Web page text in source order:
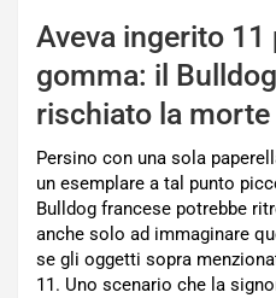
Aveva ingerito 11
gomma: il
rischiato la morte
Persino con una sola
un esemplare a tal punto
Bulldog francese potrebbe
anche solo ad immaginare
se gli oggetti sopra
11. Uno scenario che la